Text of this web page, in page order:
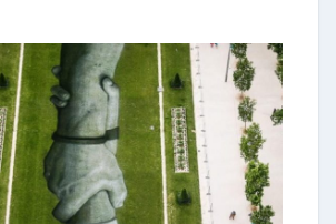
e
p
o
s
t
e
u
r